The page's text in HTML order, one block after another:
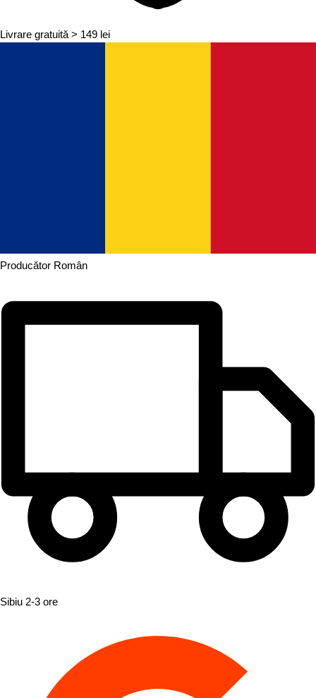
Livrare gratuită > 149 lei
Producător Român
Sibiu 2-3 ore